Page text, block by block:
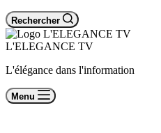
Rechercher
L'ELEGANCE TV
L'élégance dans l'information
Menu